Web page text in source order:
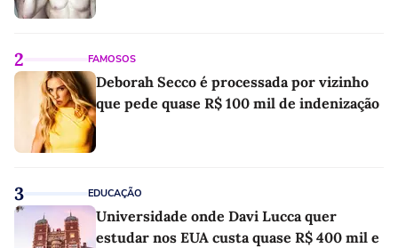
2 FAMOSOS
Deborah Secco é processada por vizinho
que pede quase R$ 100 mil de indenização
3 EDUCAÇÃO
Universidade onde Davi Lucca quer
estudar nos EUA custa quase R$ 400 mil e